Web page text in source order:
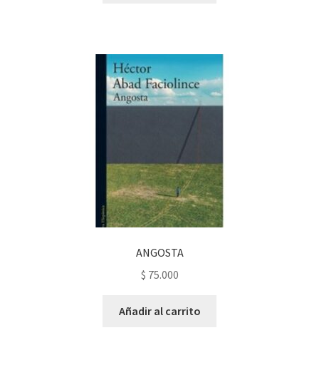
ANGOSTA
$ 75.000
Añadir al carrito